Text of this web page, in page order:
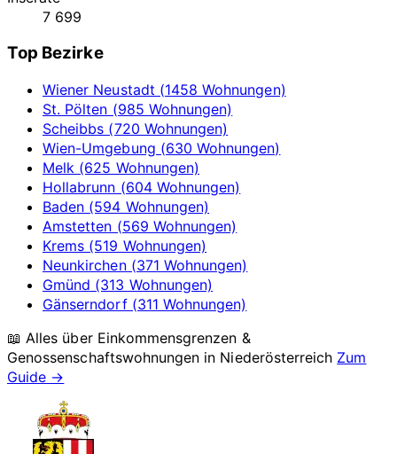
7 699
Top Bezirke
Wiener Neustadt (1458 Wohnungen)
St. Pölten (985 Wohnungen)
Scheibbs (720 Wohnungen)
Wien-Umgebung (630 Wohnungen)
Melk (625 Wohnungen)
Hollabrunn (604 Wohnungen)
Baden (594 Wohnungen)
Amstetten (569 Wohnungen)
Krems (519 Wohnungen)
Neunkirchen (371 Wohnungen)
Gmünd (313 Wohnungen)
Gänserndorf (311 Wohnungen)
📖 Alles über Einkommensgrenzen &
Genossenschaftswohnungen in Niederösterreich Zum
Guide →